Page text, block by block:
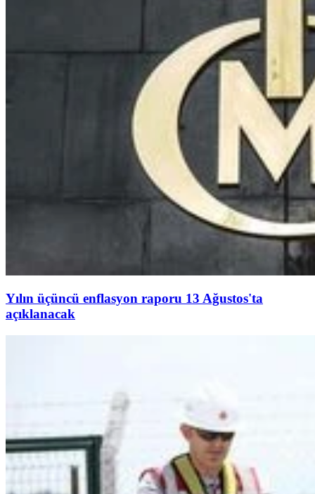
Yılın üçüncü enflasyon raporu 13 Ağustos'ta
açıklanacak